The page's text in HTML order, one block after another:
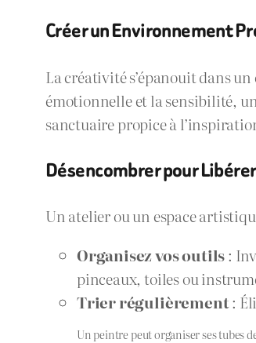
Créer un Environnement
La créativité s’épanouit dans
émotionnelle et la sensibilité,
sanctuaire propice à
Désencombrer pour
Un atelier ou un espace
Organisez vos outils:
pinceaux, toiles ou
Trier régulièrement:
Un peintre peut organiser ses tubes